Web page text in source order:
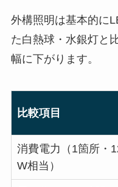
外構照明は基本的に
た白熱球・水銀灯と
幅に下がります。
比較項目
消費電力（1箇所・
W相当）